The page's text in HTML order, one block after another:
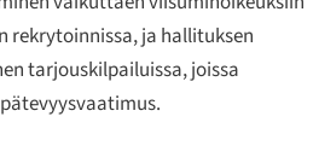
rekrytoinnissa, ja hallituksen
tarjouskilpailuissa, joissa